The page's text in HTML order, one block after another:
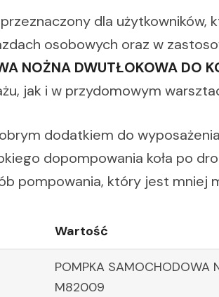
dla
osobowych oraz w
NOŻNA DWUTŁOKOWA DO
jak i w przydomowym
dodatkiem do
dopompowania koła po
pompowania, który jest mniej
Wartość
POMPKA SAMOCHODOWA
M82009